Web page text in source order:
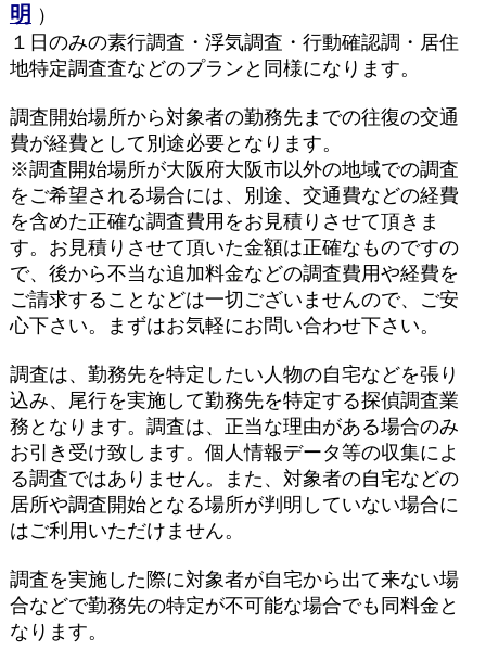
明 ）
１日のみの素行調査・浮気調査・行動確認調・居住
地特定調査査などのプランと同様になります。
調査開始場所から対象者の勤務先までの往復の交通
費が経費として別途必要となります。
※調査開始場所が大阪府大阪市以外の地域での調査
をご希望される場合には、別途、交通費などの経費
を含めた正確な調査費用をお見積りさせて頂きま
す。お見積りさせて頂いた金額は正確なものですの
で、後から不当な追加料金などの調査費用や経費を
ご請求することなどは一切ございませんので、ご安
心下さい。まずはお気軽にお問い合わせ下さい。
調査は、勤務先を特定したい人物の自宅などを張り
込み、尾行を実施して勤務先を特定する探偵調査業
務となります。調査は、正当な理由がある場合のみ
お引き受け致します。個人情報データ等の収集によ
る調査ではありません。また、対象者の自宅などの
居所や調査開始となる場所が判明していない場合に
はご利用いただけません。
調査を実施した際に対象者が自宅から出て来ない場
合などで勤務先の特定が不可能な場合でも同料金と
なります。